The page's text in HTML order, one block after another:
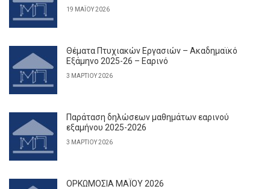
19 ΜΑΪ́ΟΥ 2026
Θέματα Πτυχιακών Εργασιών – Ακαδημαϊκό
Εξάμηνο 2025-26 – Εαρινό
3 ΜΑΡΤΊΟΥ 2026
Παράταση δηλώσεων μαθημάτων εαρινού
εξαμήνου 2025-2026
3 ΜΑΡΤΊΟΥ 2026
ΟΡΚΩΜΟΣΙΑ ΜΑΪΟΥ 2026